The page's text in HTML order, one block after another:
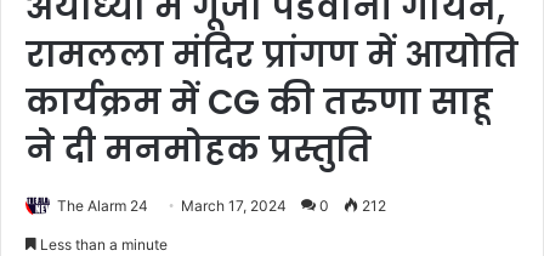
रामलला मंदिर प्रांगण में आयोति
कार्यक्रम में CG की तरुणा साहू
ने दी मनमोहक प्रस्तुति
The Alarm 24 March 17, 2024 0 212
Less than a minute